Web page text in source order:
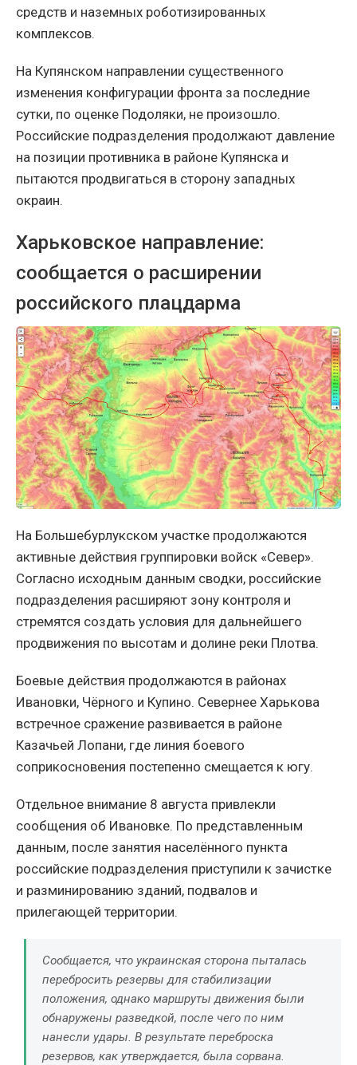
средств и наземных роботизированных
комплексов.
На Купянском направлении существенного
изменения конфигурации фронта за последние
сутки, по оценке Подоляки, не произошло.
Российские подразделения продолжают давление
на позиции противника в районе Купянска и
пытаются продвигаться в сторону западных
окраин.
Харьковское направление:
сообщается о расширении
российского плацдарма
На Большебурлукском участке продолжаются
активные действия группировки войск «Север».
Согласно исходным данным сводки, российские
подразделения расширяют зону контроля и
стремятся создать условия для дальнейшего
продвижения по высотам и долине реки Плотва.
Боевые действия продолжаются в районах
Ивановки, Чёрного и Купино. Севернее Харькова
встречное сражение развивается в районе
Казачьей Лопани, где линия боевого
соприкосновения постепенно смещается к югу.
Отдельное внимание 8 августа привлекли
сообщения об Ивановке. По представленным
данным, после занятия населённого пункта
российские подразделения приступили к зачистке
и разминированию зданий, подвалов и
прилегающей территории.
Сообщается, что украинская сторона пыталась
перебросить резервы для стабилизации
положения, однако маршруты движения были
обнаружены разведкой, после чего по ним
нанесли удары. В результате переброска
резервов, как утверждается, была сорвана.